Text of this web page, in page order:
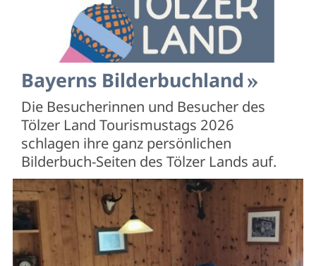
Bayerns Bilderbuchland
Die Besucherinnen und Besucher des
Tölzer Land Tourismustags 2026
schlagen ihre ganz persönlichen
Bilderbuch-Seiten des Tölzer Lands auf.